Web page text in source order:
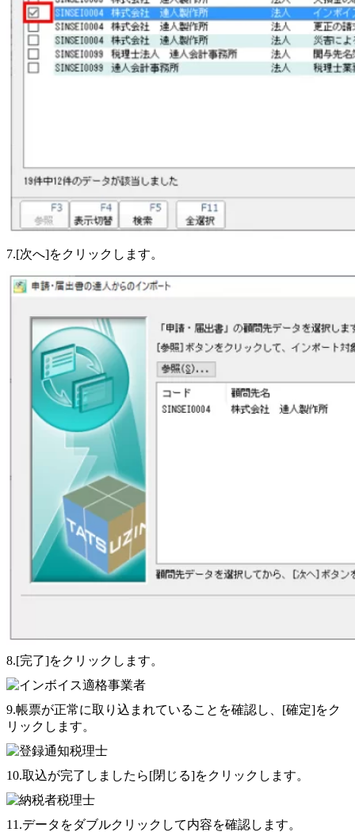
7.[次へ]をクリックします。
8.[完了]をクリックします。
9.帳票が正常に取り込まれていることを確認し、[確定]をク
リックします。
10.取込が完了しましたら[閉じる]をクリックします。
11.データをダブルクリックして内容を確認します。